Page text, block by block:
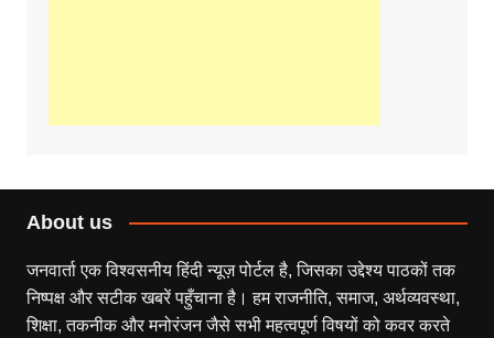
About us
जनवार्ता एक विश्वसनीय हिंदी न्यूज़ पोर्टल है, जिसका उद्देश्य पाठकों तक
निष्पक्ष और सटीक खबरें पहुँचाना है। हम राजनीति, समाज, अर्थव्यवस्था,
शिक्षा, तकनीक और मनोरंजन जैसे सभी महत्वपूर्ण विषयों को कवर करते